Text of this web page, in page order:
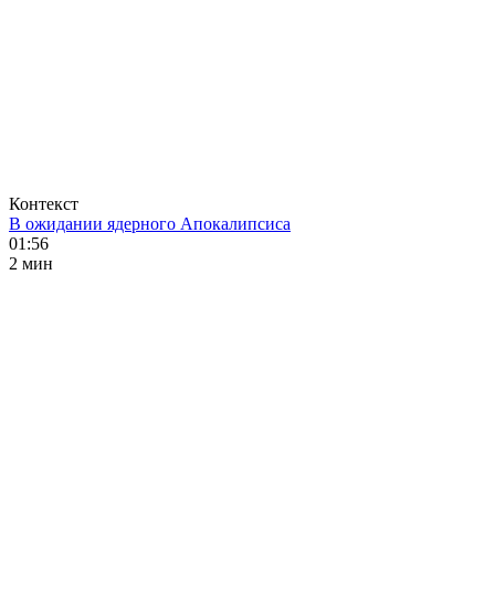
Контекст
В ожидании ядерного Апокалипсиса
01:56
2 мин